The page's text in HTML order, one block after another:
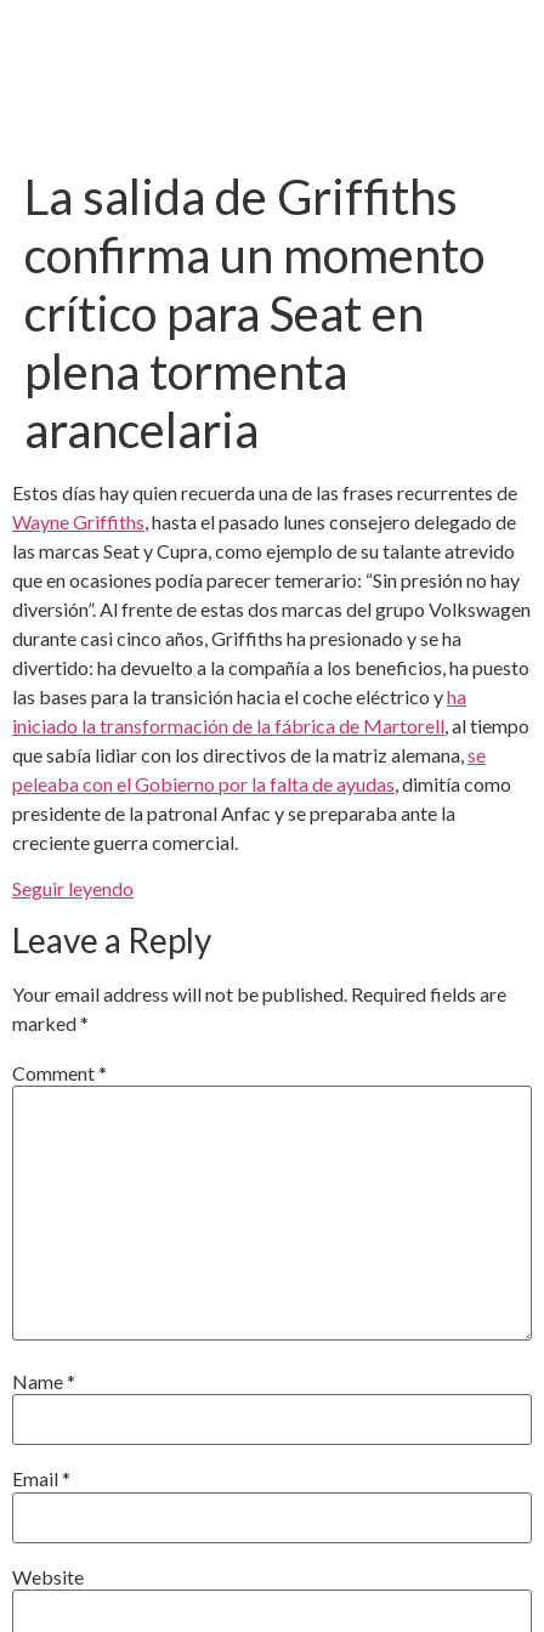
La salida de Griffiths
confirma un momento
crítico para Seat en
plena tormenta
arancelaria
Estos días hay quien recuerda una de las frases recurrentes de
Wayne Griffiths , hasta el pasado lunes consejero delegado de
las marcas Seat y Cupra, como ejemplo de su talante atrevido
que en ocasiones podía parecer temerario: “Sin presión no hay
diversión”. Al frente de estas dos marcas del grupo Volkswagen
durante casi cinco años, Griffiths ha presionado y se ha
divertido: ha devuelto a la compañía a los beneficios, ha puesto
las bases para la transición hacia el coche eléctrico yha
iniciado la transformación de la fábrica de Martorell , al tiempo
que sabía lidiar con los directivos de la matriz alemana, se
peleaba con el Gobierno por la falta de ayudas , dimitía como
presidente de la patronal Anfac y se preparaba ante la
creciente guerra comercial.
Seguir leyendo
Leave a Reply
Your email address will not be published. Required fields are
marked*
Comment*
Name*
Email*
Website